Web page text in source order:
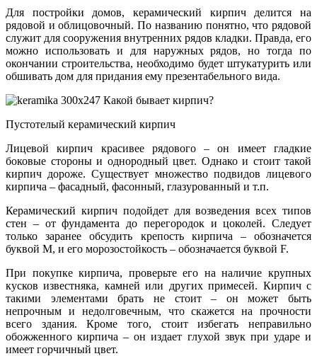
Для постройки домов, керамический кирпич делится на
рядовой и облицовочный. По названию понятно, что рядовой
служит для сооружения внутренних рядов кладки. Правда, его
можно использовать и для наружных рядов, но тогда по
окончании строительства, необходимо будет штукатурить или
обшивать дом для придания ему презентабельного вида.
Пустотелый керамический кирпич
Лицевой кирпич красивее рядового – он имеет гладкие
боковые стороны и однородный цвет. Однако и стоит такой
кирпич дороже. Существует множество подвидов лицевого
кирпича – фасадный, фасонный, глазурованный и т.п.
Керамический кирпич подойдет для возведения всех типов
стен – от фундамента до перегородок и цоколей. Следует
только заранее обсудить крепость кирпича – обозначется
буквой М, и его морозостойкость – обозначается буквой F.
При покупке кирпича, проверьте его на наличие крупных
кусков известняка, камней или других примесей. Кирпич с
такими элементами брать не стоит – он может быть
непрочным и недолговечным, что скажется на прочности
всего здания. Кроме того, стоит избегать неправильно
обожженного кирпича – он издает глухой звук при ударе и
имеет горчичный цвет.